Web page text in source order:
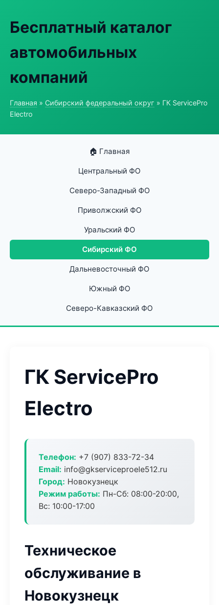
Бесплатный каталог
автомобильных
компаний
Главная » Сибирский федеральный округ » ГК ServicePro
Electro
🏠 Главная
Центральный ФО
Северо-Западный ФО
Приволжский ФО
Уральский ФО
Сибирский ФО
Дальневосточный ФО
Южный ФО
Северо-Кавказский ФО
ГК ServicePro
Electro
Телефон: +7 (907) 833-72-34
Email: info@gkserviceproele512.ru
Город: Новокузнецк
Режим работы: Пн-Сб: 08:00-20:00,
Вс: 10:00-17:00
Техническое
обслуживание в
Новокузнецк